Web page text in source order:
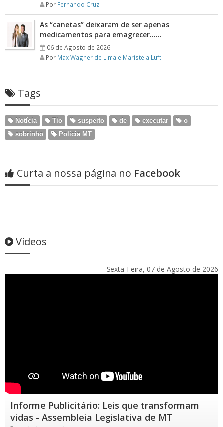
Por Fernando Cruz
As “canetas” deixaram de ser apenas
medicamentos para emagrecer……
06 de Agosto de 2026
Por Max Wagner de Lima e Maristela Luft
Tags
Notícia Tio suspeito de executar
o
sobrinho
Policia MT
Curta a nossa página no Facebook
Vídeos
Sexta-Feira, 07 de Agosto de 2026
Informe Publicitário: Leis que transformam
vidas - Assembleia Legislativa de MT